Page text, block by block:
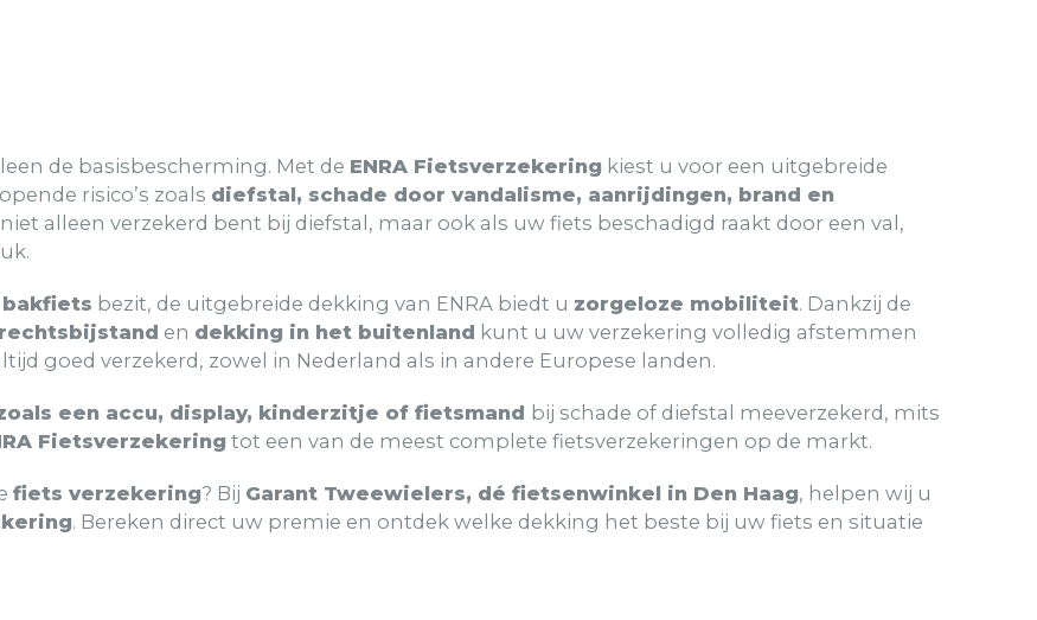
de basisbescherming. Met de ENRA Fietsverzekering kiest u voor een uitgebreide
risico’s zoals diefstal, schade door vandalisme, aanrijdingen, brand en
alleen verzekerd bent bij diefstal, maar ook als uw fiets beschadigd raakt door een val,
bezit, de uitgebreide dekking van ENRA biedt u zorgeloze mobiliteit. Dankzij de
en dekking in het buitenland kunt u uw verzekering volledig afstemmen
goed verzekerd, zowel in Nederland als in andere Europese landen.
een accu, display, kinderzitje of fietsmand bij schade of diefstal meeverzekerd, mits
Fietsverzekering tot een van de meest complete fietsverzekeringen op de markt.
fiets verzekering? Bij Garant Tweewielers, dé fietsenwinkel in Den Haag, helpen wij u
. Bereken direct uw premie en ontdek welke dekking het beste bij uw fiets en situatie